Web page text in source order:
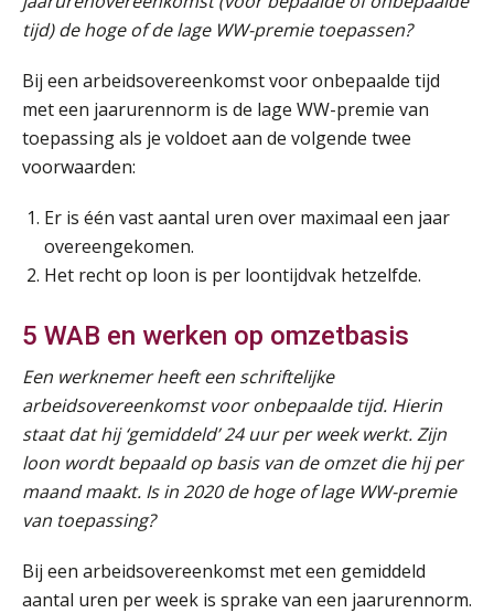
tijd) de hoge of de lage WW-premie toepassen?
Bij een arbeidsovereenkomst voor onbepaalde tijd
met een jaarurennorm is de lage WW-premie van
toepassing als je voldoet aan de volgende twee
voorwaarden:
Er is één vast aantal uren over maximaal een jaar
overeengekomen.
Het recht op loon is per loontijdvak hetzelfde.
5 WAB en werken op omzetbasis
Een werknemer heeft een schriftelijke
arbeidsovereenkomst voor onbepaalde tijd. Hierin
staat dat hij ‘gemiddeld’ 24 uur per week werkt. Zijn
loon wordt bepaald op basis van de omzet die hij per
maand maakt. Is in 2020 de hoge of lage WW-premie
van toepassing?
Bij een arbeidsovereenkomst met een gemiddeld
aantal uren per week is sprake van een jaarurennorm.